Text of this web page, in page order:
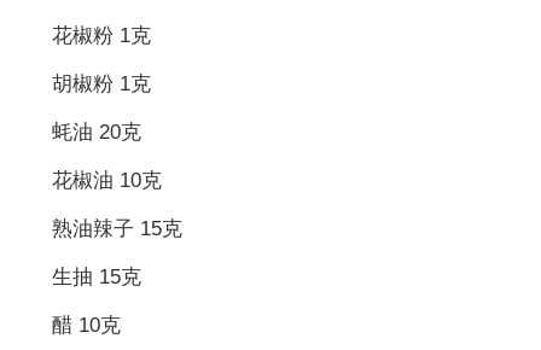
花椒粉 1克
胡椒粉 1克
蚝油 20克
花椒油 10克
熟油辣子 15克
生抽 15克
醋 10克